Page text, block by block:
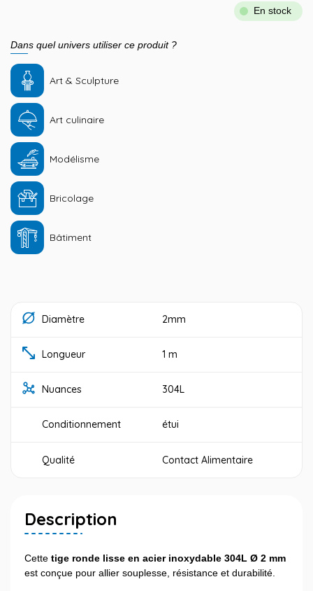
En stock
Dans quel univers utiliser ce produit ?
Art & Sculpture
Art culinaire
Modélisme
Bricolage
Bâtiment
Diamètre 2mm
Longueur 1 m
Nuances 304L
Conditionnement étui
Qualité Contact Alimentaire
Description
Cette tige ronde lisse en acier inoxydable 304L Ø 2 mm
est conçue pour allier souplesse, résistance et durabilité.